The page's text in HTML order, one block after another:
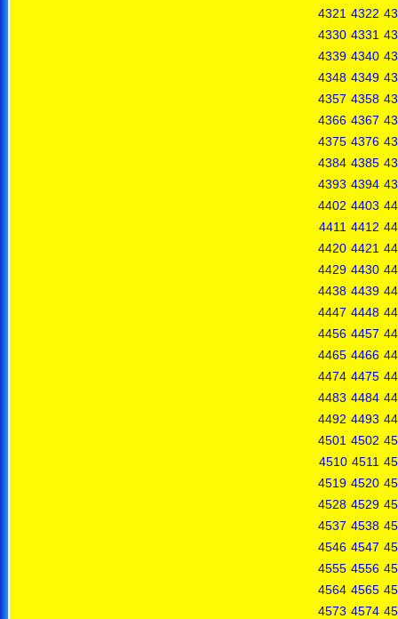
4321 4322
4330 4331
4339 4340
4348 4349
4357 4358
4366 4367
4375 4376
4384 4385
4393 4394
4402 4403
4411 4412
4420 4421
4429 4430
4438 4439
4447 4448
4456 4457
4465 4466
4474 4475
4483 4484
4492 4493
4501 4502
4510 4511
4519 4520
4528 4529
4537 4538
4546 4547
4555 4556
4564 4565
4573 4574